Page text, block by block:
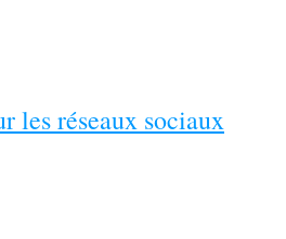
les réseaux sociaux